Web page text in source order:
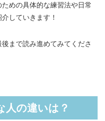
めの具体的な練習法や日常
していきます！
まで読み進めてみてくださ
人の違いは？